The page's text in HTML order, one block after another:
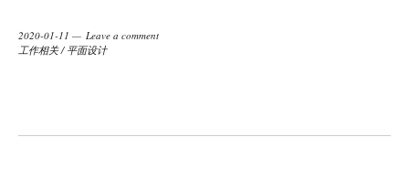
2020-01-11
Leave a comment
工作相关/ 平面设计